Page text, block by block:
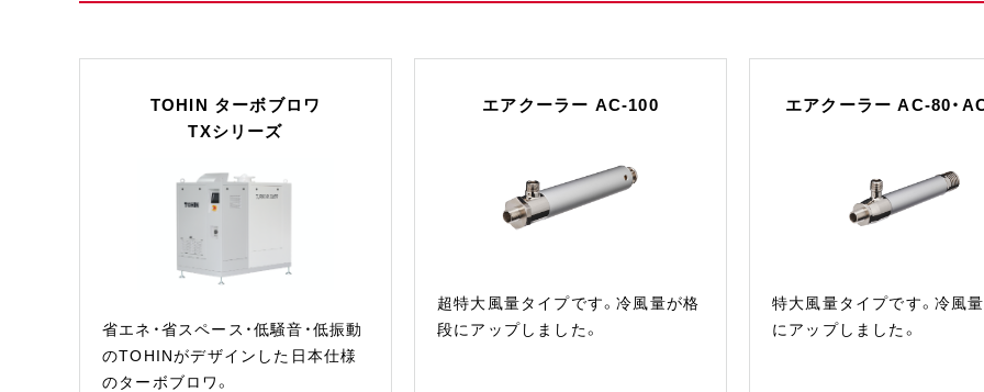
TOHIN ターボブロワ
TXシリーズ
省エネ・省スペース・低騒音・低振動
のTOHINがデザインした日本仕様
のターボブロワ。
エアクーラー AC-100
超特大風量タイプです。冷風量が格
段にアップしました。
エアクーラー AC-80・
特大風量タイプです。冷風
にアップしました。